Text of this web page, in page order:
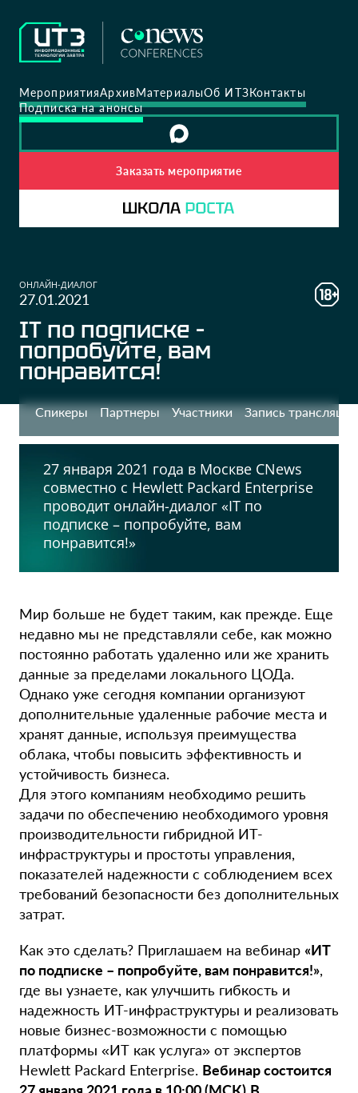
МероприятияАрхивМатериалыОб ИТЗКонтакты
Подписка на анонсы
Заказать мероприятие
ОНЛАЙН-ДИАЛОГ
27.01.2021
IT по подписке –
попробуйте, вам
понравится!
Спикеры Партнеры Участники Запись трансляции
27 января 2021 года в Москве CNews
совместно с Hewlett Packard Enterprise
проводит онлайн-диалог «IT по
подписке – попробуйте, вам
понравится!»
Мир больше не будет таким, как прежде. Еще
недавно мы не представляли себе, как можно
постоянно работать удаленно или же хранить
данные за пределами локального ЦОДа.
Однако уже сегодня компании организуют
дополнительные удаленные рабочие места и
хранят данные, используя преимущества
облака, чтобы повысить эффективность и
устойчивость бизнеса.
Для этого компаниям необходимо решить
задачи по обеспечению необходимого уровня
производительности гибридной ИТ-
инфраструктуры и простоты управления,
показателей надежности с соблюдением всех
требований безопасности без дополнительных
затрат.
Как это сделать? Приглашаем на вебинар «ИТ
по подписке – попробуйте, вам понравится!»,
где вы узнаете, как улучшить гибкость и
надежность ИТ-инфраструктуры и реализовать
новые бизнес-возможности с помощью
платформы «ИТ как услуга» от экспертов
Hewlett Packard Enterprise. Вебинар состоится